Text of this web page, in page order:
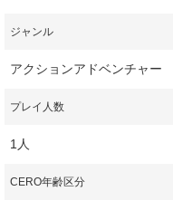
ジャンル
アクションアドベンチャー
プレイ人数
1人
CERO年齢区分